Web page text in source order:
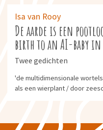
Isa van Rooy
De aarde is een
birth to an AI-baby in
Twee gedichten
'de multidimensionale
als een wierplant / door